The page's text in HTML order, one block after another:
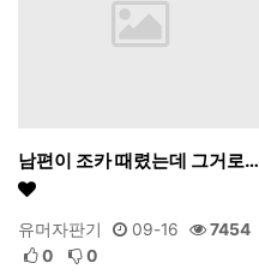
남편이 조카 때렸는데 그거로…
유머자판기 09-16
7454
0
0